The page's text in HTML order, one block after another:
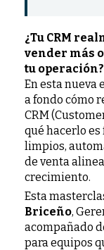
¿Tu CRM
vender más
tu operación?
En esta nueva
a fondo cómo
CRM
qué hacerlo
limpios,
de venta
crecimiento.
Esta
Briceño,
acompañado
para equipos